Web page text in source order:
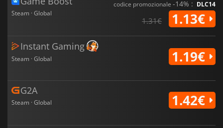
Steam · Global
codice promozionale -14% : DLC14
1.31€ 1.13€
Instant Gaming
Steam · Global 1.19€
G2A
Steam · Global 1.42€